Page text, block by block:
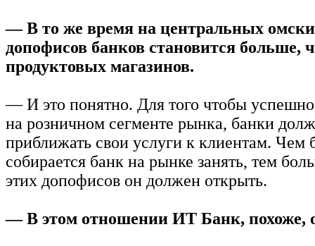
— В то же время на центральных
допофисов банков становится больше,
продуктовых магазинов.
— И это понятно. Для того чтобы успешно
на розничном сегменте рынка, банки
приближать свои услуги к клиентам.
собирается банк на рынке занять, тем
этих допофисов он должен открыть.
— В этом отношении ИТ Банк, похоже,